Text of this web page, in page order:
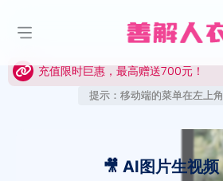
充值限时巨惠，最高赠送700元！
充值限时巨惠，最高赠送700元！
提示：移动端的菜单在左上
🎥 AI图片生视频